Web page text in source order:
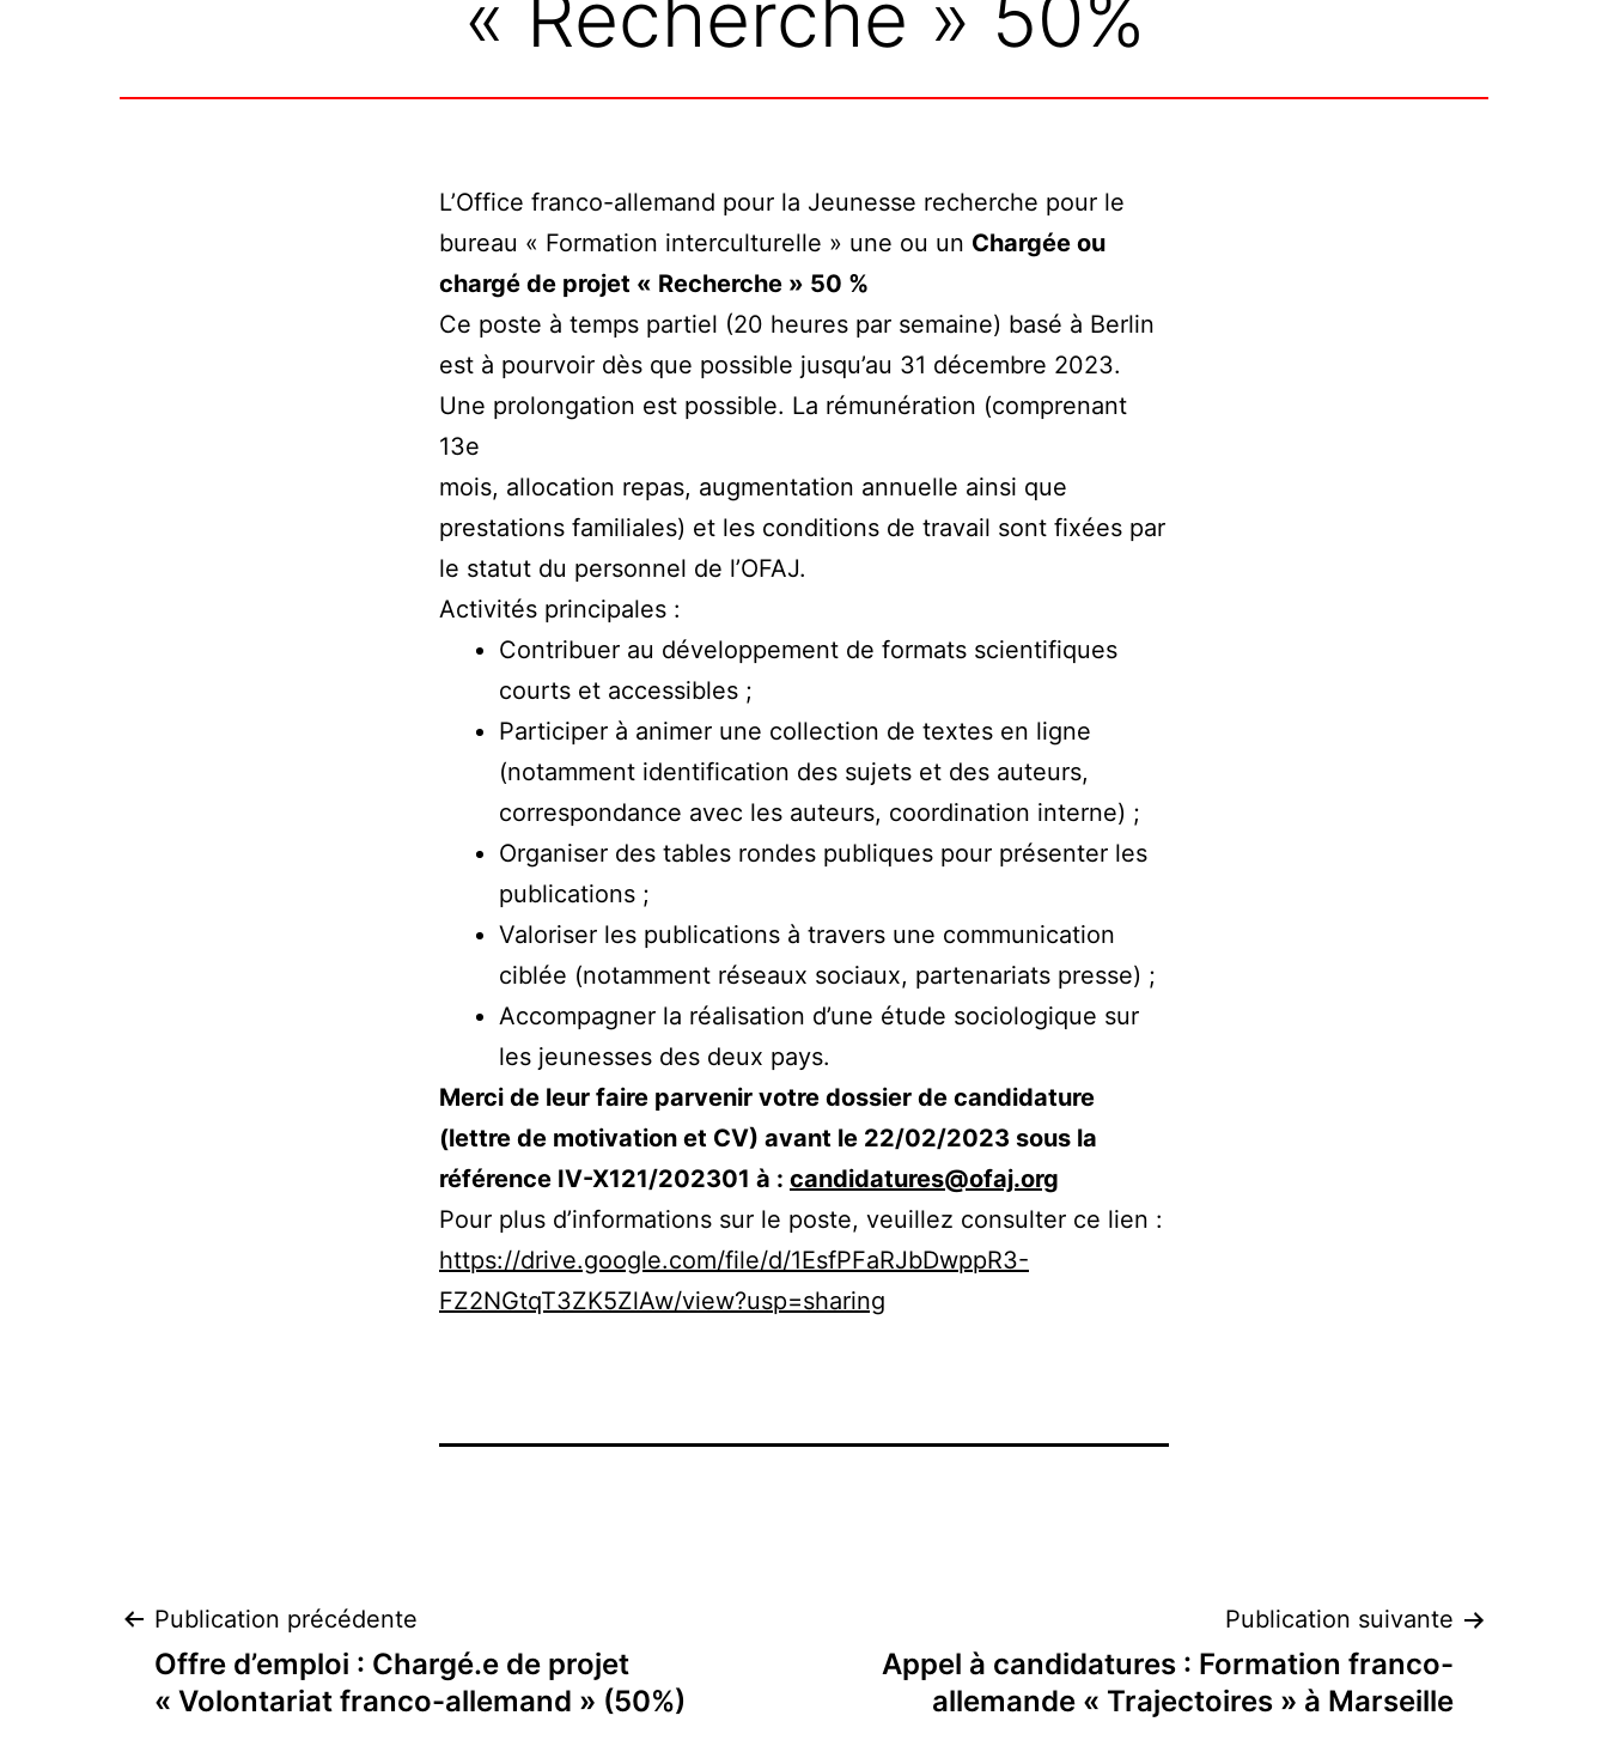
« Recherche » 50%
L’Office franco-allemand pour la Jeunesse recherche pour le
bureau « Formation interculturelle » une ou un Chargée ou
chargé de projet « Recherche » 50 %
Ce poste à temps partiel (20 heures par semaine) basé à Berlin
est à pourvoir dès que possible jusqu’au 31 décembre 2023.
Une prolongation est possible. La rémunération (comprenant
13e
mois, allocation repas, augmentation annuelle ainsi que
prestations familiales) et les conditions de travail sont fixées par
le statut du personnel de l’OFAJ.
Activités principales :
Contribuer au développement de formats scientifiques
courts et accessibles ;
Participer à animer une collection de textes en ligne
(notamment identification des sujets et des auteurs,
correspondance avec les auteurs, coordination interne) ;
Organiser des tables rondes publiques pour présenter les
publications ;
Valoriser les publications à travers une communication
ciblée (notamment réseaux sociaux, partenariats presse) ;
Accompagner la réalisation d’une étude sociologique sur
les jeunesses des deux pays.
Merci de leur faire parvenir votre dossier de candidature
(lettre de motivation et CV) avant le 22/02/2023 sous la
référence IV-X121/202301 à : candidatures@ofaj.org
Pour plus d’informations sur le poste, veuillez consulter ce lien :
https://drive.google.com/file/d/1EsfPFaRJbDwppR3-
FZ2NGtqT3ZK5ZlAw/view?usp=sharing
Navigation
de
Publication précédente
Offre d’emploi : Chargé.e de projet
« Volontariat franco-allemand » (50%)
Publication suivante
Appel à candidatures : Formation franco-
allemande « Trajectoires » à Marseille